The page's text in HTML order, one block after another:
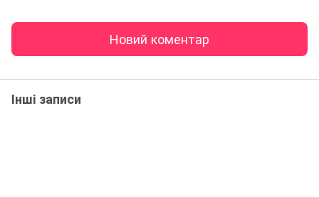
Новий коментар
Інші записи